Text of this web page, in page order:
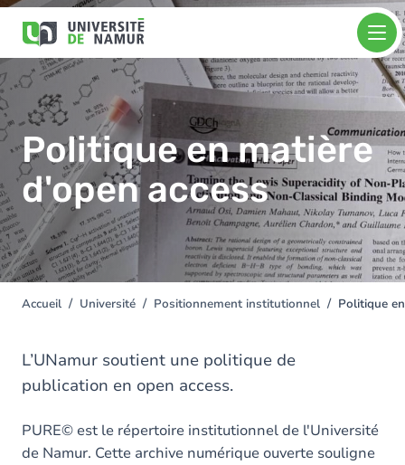
Aller au contenu principal
Aller
contenu
principal
Image
Politique en matière
d'open access
You
here
Accueil Université Positionnement institutionnel Politique
L’UNamur soutient une politique de
publication en open access.
PURE© est le répertoire institutionnel de l'Université
de Namur. Cette archive numérique ouverte souligne